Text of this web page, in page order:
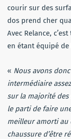
courir sur des
dos prend cher
Avec Relance,
en étant équipé
« Nous avons
intermédiaire
sur la majorité des
le parti de faire
meilleur amorti au
chaussure d’être